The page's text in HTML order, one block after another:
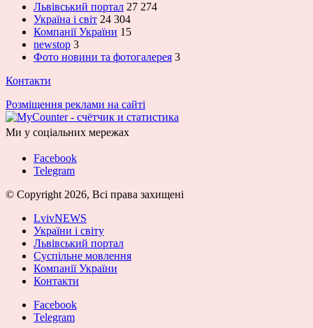
Львівський портал 27 274
Україна і світ 24 304
Компанії України 15
newstop 3
Фото новини та фотогалерея 3
Контакти
Розміщення реклами на сайті
Ми у соціальних мережах
Facebook
Telegram
© Copyright 2026, Всі права захищені
LvivNEWS
України і світу
Львівський портал
Суспільне мовлення
Компанії України
Контакти
Facebook
Telegram